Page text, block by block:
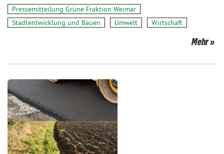
Pressemitteilung Grüne Fraktion Weimar
Stadtentwicklung und Bauen
Umwelt Wirtschaft
Mehr